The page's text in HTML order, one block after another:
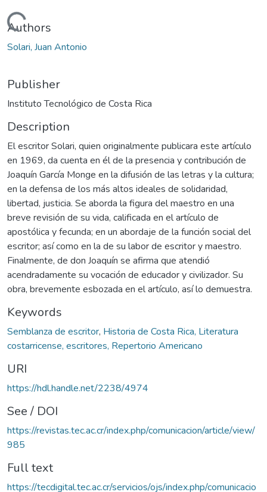
Loading...
Authors
Solari, Juan Antonio
Publisher
Instituto Tecnológico de Costa Rica
Description
El escritor Solari, quien originalmente publicara este artículo
en 1969, da cuenta en él de la presencia y contribución de
Joaquín García Monge en la difusión de las letras y la cultura;
en la defensa de los más altos ideales de solidaridad,
libertad, justicia. Se aborda la figura del maestro en una
breve revisión de su vida, calificada en el artículo de
apostólica y fecunda; en un abordaje de la función social del
escritor; así como en la de su labor de escritor y maestro.
Finalmente, de don Joaquín se afirma que atendió
acendradamente su vocación de educador y civilizador. Su
obra, brevemente esbozada en el artículo, así lo demuestra.
Keywords
Semblanza de escritor, Historia de Costa Rica, Literatura
costarricense, escritores, Repertorio Americano
URI
https://hdl.handle.net/2238/4974
See / DOI
https://revistas.tec.ac.cr/index.php/comunicacion/article/view/
985
Full text
https://tecdigital.tec.ac.cr/servicios/ojs/index.php/comunicacio